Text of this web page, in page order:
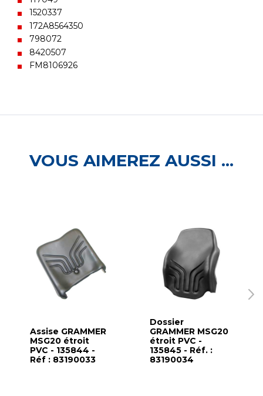
1520337
172A8564350
798072
8420507
FM8106926
VOUS AIMEREZ AUSSI ...
Assise GRAMMER
MSG20 étroit
PVC - 135844 -
Réf : 83190033
Dossier
GRAMMER MSG20
étroit PVC -
135845 - Réf. :
83190034